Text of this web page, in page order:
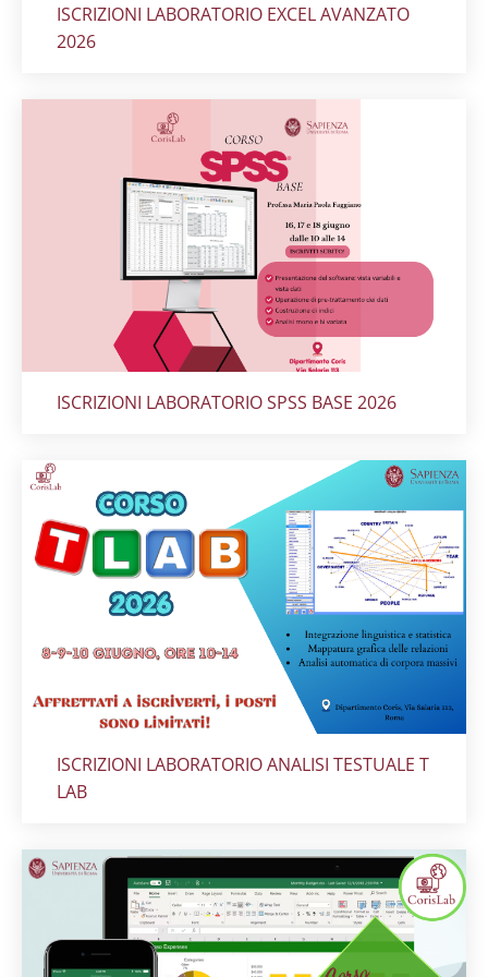
Titolo card:
ISCRIZIONI LABORATORIO EXCEL AVANZATO
2026
Titolo card:
ISCRIZIONI LABORATORIO SPSS BASE 2026
Titolo card:
ISCRIZIONI LABORATORIO ANALISI TESTUALE T
LAB